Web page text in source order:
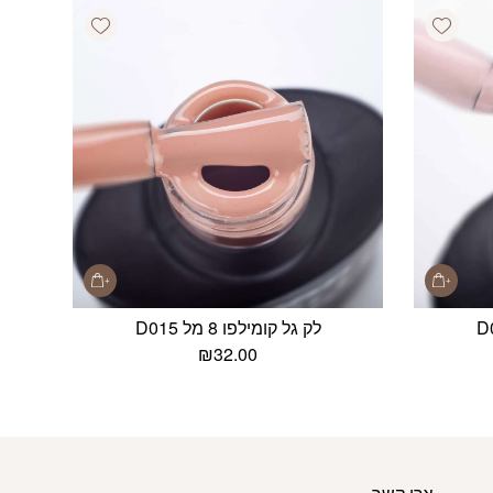
Add wishlist
Add wishlist
לק גל קומילפו 8 מל D015
₪32.00